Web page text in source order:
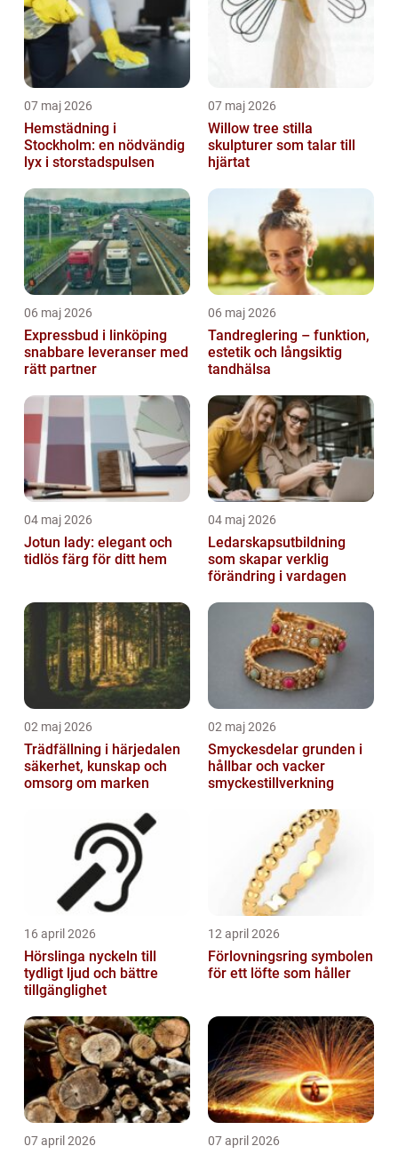
07 maj 2026
Hemstädning i
Stockholm: en nödvändig
lyx i storstadspulsen
07 maj 2026
Willow tree stilla
skulpturer som talar till
hjärtat
06 maj 2026
Expressbud i linköping
snabbare leveranser med
rätt partner
06 maj 2026
Tandreglering – funktion,
estetik och långsiktig
tandhälsa
04 maj 2026
Jotun lady: elegant och
tidlös färg för ditt hem
04 maj 2026
Ledarskapsutbildning
som skapar verklig
förändring i vardagen
02 maj 2026
Trädfällning i härjedalen
säkerhet, kunskap och
omsorg om marken
02 maj 2026
Smyckesdelar grunden i
hållbar och vacker
smyckestillverkning
16 april 2026
Hörslinga nyckeln till
tydligt ljud och bättre
tillgänglighet
12 april 2026
Förlovningsring symbolen
för ett löfte som håller
07 april 2026 07 april 2026